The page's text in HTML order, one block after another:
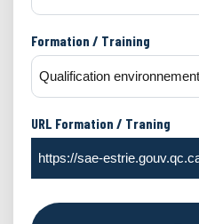
Formation / Training
URL Formation / Traning